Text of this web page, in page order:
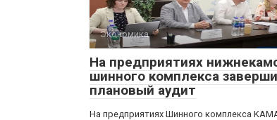
Экономика
На предприятиях
шинного комплекса
плановый аудит
На предприятиях Шинного комплекса